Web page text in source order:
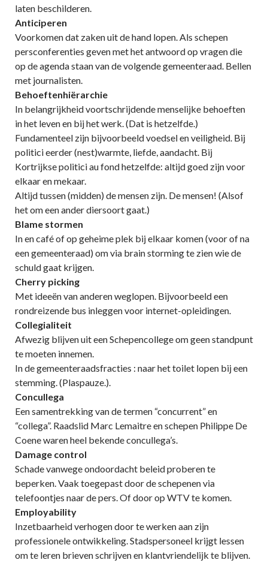
laten beschilderen.
Anticiperen
Voorkomen dat zaken uit de hand lopen. Als schepen
persconferenties geven met het antwoord op vragen die
op de agenda staan van de volgende gemeenteraad. Bellen
met journalisten.
Behoeftenhiërarchie
In belangrijkheid voortschrijdende menselijke behoeften
in het leven en bij het werk. (Dat is hetzelfde.)
Fundamenteel zijn bijvoorbeeld voedsel en veiligheid. Bij
politici eerder (nest)warmte, liefde, aandacht. Bij
Kortrijkse politici au fond hetzelfde: altijd goed zijn voor
elkaar en mekaar.
Altijd tussen (midden) de mensen zijn. De mensen! (Alsof
het om een ander diersoort gaat.)
Blame stormen
In en café of op geheime plek bij elkaar komen (voor of na
een gemeenteraad) om via brain storming te zien wie de
schuld gaat krijgen.
Cherry picking
Met ideeën van anderen weglopen. Bijvoorbeeld een
rondreizende bus inleggen voor internet-opleidingen.
Collegialiteit
Afwezig blijven uit een Schepencollege om geen standpunt
te moeten innemen.
In de gemeenteraadsfracties : naar het toilet lopen bij een
stemming. (Plaspauze.).
Concullega
Een samentrekking van de termen “concurrent” en
“collega”. Raadslid Marc Lemaitre en schepen Philippe De
Coene waren heel bekende concullega’s.
Damage control
Schade vanwege ondoordacht beleid proberen te
beperken. Vaak toegepast door de schepenen via
telefoontjes naar de pers. Of door op WTV te komen.
Employability
Inzetbaarheid verhogen door te werken aan zijn
professionele ontwikkeling. Stadspersoneel krijgt lessen
om te leren brieven schrijven en klantvriendelijk te blijven.